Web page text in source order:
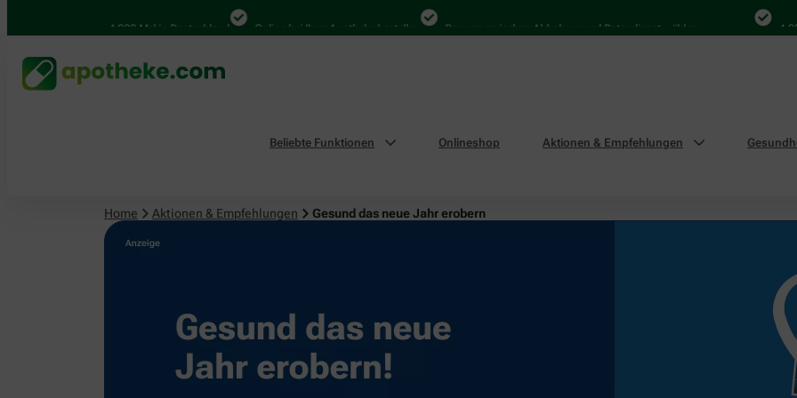
4.000 Mal in Deutschland Online bei Ihrer Apotheke bestellen Bequem zwischen Abholung und Botendienst wählen 4.000
Beliebte Funktionen Onlineshop Aktionen & Empfehlungen
Home Aktionen & Empfehlungen Gesund das neue Jahr erobern